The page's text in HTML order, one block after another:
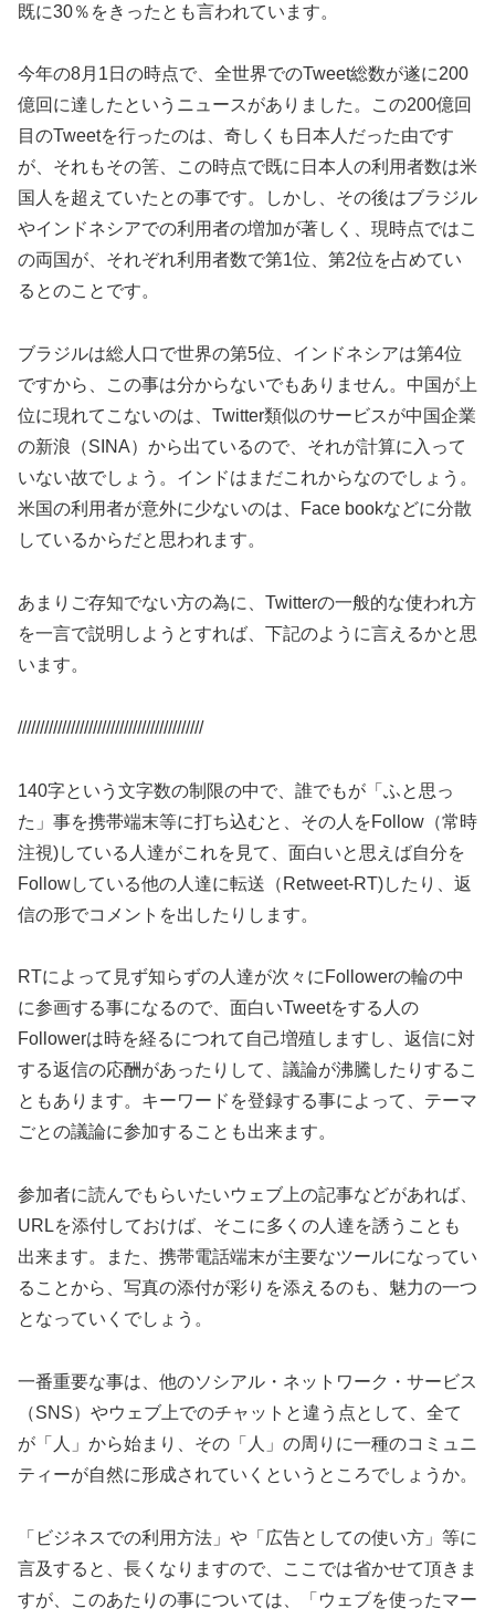
既に30％をきったとも言われています。
今年の8月1日の時点で、全世界でのTweet総数が遂に200
億回に達したというニュースがありました。この200億回
目のTweetを行ったのは、奇しくも日本人だった由です
が、それもその筈、この時点で既に日本人の利用者数は米
国人を超えていたとの事です。しかし、その後はブラジル
やインドネシアでの利用者の増加が著しく、現時点ではこ
の両国が、それぞれ利用者数で第1位、第2位を占めてい
るとのことです。
ブラジルは総人口で世界の第5位、インドネシアは第4位
ですから、この事は分からないでもありません。中国が上
位に現れてこないのは、Twitter類似のサービスが中国企業
の新浪（SINA）から出ているので、それが計算に入って
いない故でしょう。インドはまだこれからなのでしょう。
米国の利用者が意外に少ないのは、Face bookなどに分散
しているからだと思われます。
あまりご存知でない方の為に、Twitterの一般的な使われ方
を一言で説明しようとすれば、下記のように言えるかと思
います。
//////////////////////////////////////////
140字という文字数の制限の中で、誰でもが「ふと思っ
た」事を携帯端末等に打ち込むと、その人をFollow（常時
注視)している人達がこれを見て、面白いと思えば自分を
Followしている他の人達に転送（Retweet-RT)したり、返
信の形でコメントを出したりします。
RTによって見ず知らずの人達が次々にFollowerの輪の中
に参画する事になるので、面白いTweetをする人の
Followerは時を経るにつれて自己増殖しますし、返信に対
する返信の応酬があったりして、議論が沸騰したりするこ
ともあります。キーワードを登録する事によって、テーマ
ごとの議論に参加することも出来ます。
参加者に読んでもらいたいウェブ上の記事などがあれば、
URLを添付しておけば、そこに多くの人達を誘うことも
出来ます。また、携帯電話端末が主要なツールになってい
ることから、写真の添付が彩りを添えるのも、魅力の一つ
となっていくでしょう。
一番重要な事は、他のソシアル・ネットワーク・サービス
（SNS）やウェブ上でのチャットと違う点として、全て
が「人」から始まり、その「人」の周りに一種のコミュニ
ティーが自然に形成されていくというところでしょうか。
「ビジネスでの利用方法」や「広告としての使い方」等に
言及すると、長くなりますので、ここでは省かせて頂きま
すが、このあたりの事については、「ウェブを使ったマー